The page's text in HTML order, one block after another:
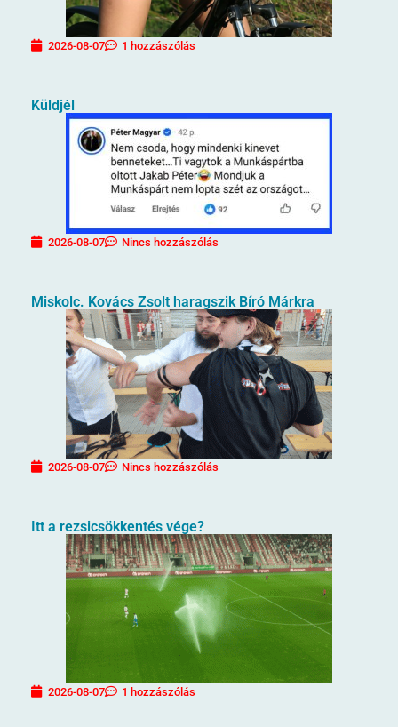
2026-08-07 1 hozzászólás
Küldjél
2026-08-07 Nincs hozzászólás
Miskolc. Kovács Zsolt haragszik Bíró Márkra
2026-08-07 Nincs hozzászólás
Itt a rezsicsökkentés vége?
2026-08-07 1 hozzászólás